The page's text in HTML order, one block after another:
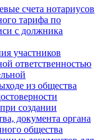
счета нотариусов
тарифа по
с должника
участников
ответственностью
из общества
создании
документа органа
общества